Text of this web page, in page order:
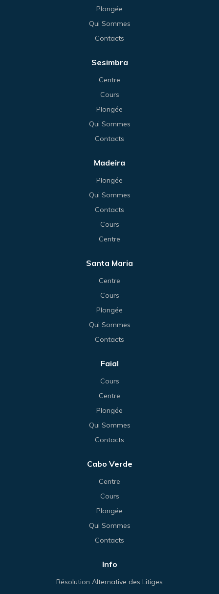
Plongée
Qui Sommes
Contacts
Sesimbra
Centre
Cours
Plongée
Qui Sommes
Contacts
Madeira
Plongée
Qui Sommes
Contacts
Cours
Centre
Santa Maria
Centre
Cours
Plongée
Qui Sommes
Contacts
Faial
Cours
Centre
Plongée
Qui Sommes
Contacts
Cabo Verde
Centre
Cours
Plongée
Qui Sommes
Contacts
Info
Résolution Alternative des Litiges